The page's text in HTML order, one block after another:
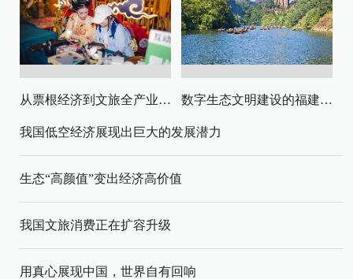
从票根经济到文旅全产业链升级 数字生态文明建设的福建路径与启示
我国低空经济展现出巨大的发展潜力
生态“高颜值”变出经济高价值
我国文旅消费正在扩容升级
用真心展现中国，世界自有回响